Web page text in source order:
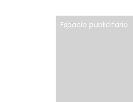
Espacio publicitario